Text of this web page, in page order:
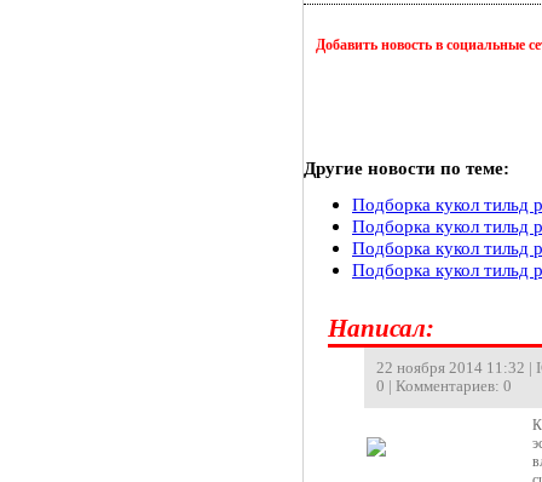
Добавить новость в социальные
Другие новости по теме:
Подборка кукол тильд
Подборка кукол тильд
Подборка кукол тильд
Подборка кукол тильд
Hаписал:
22 ноября 2014 11:32 |
0 | Комментариев: 0